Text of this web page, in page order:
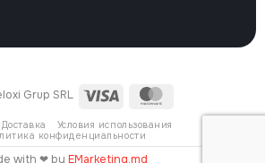
Grup SRL Visa
Условия использования
конфиденциальности
with ❤ by EMarketing.md